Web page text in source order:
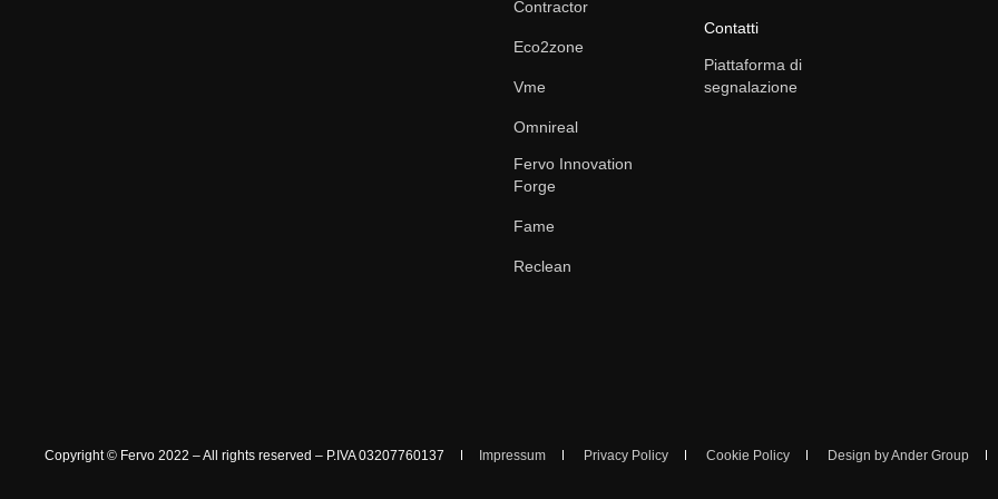
Contractor
Eco2zone
Vme
Omnireal
Fervo Innovation
Forge
Fame
Reclean
Contatti
Piattaforma di
segnalazione
Copyright © Fervo 2022 – All rights reserved – P.IVA 03207760137 Impressum Privacy Policy Cookie Policy Design by Ander Group